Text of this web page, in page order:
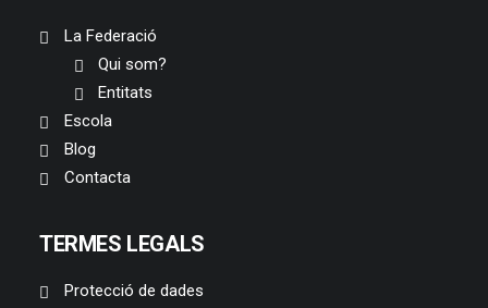
La Federació
Qui som?
Entitats
Escola
Blog
Contacta
TERMES LEGALS
Protecció de dades